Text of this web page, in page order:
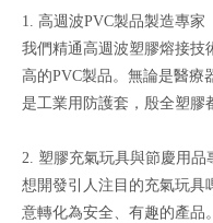
1. 高週波PVC製品製造專家
我們精通高週波塑膠熔接技
高的PVC製品。無論是醫療
是工業用防護套，殷全塑膠
2. 塑膠充氣玩具與節慶用品
想開發引人注目的充氣玩具
意轉化為安全、有趣的產品